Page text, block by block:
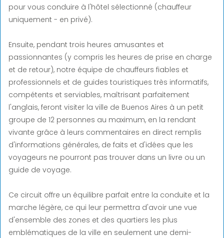
pour vous conduire à l'hôtel sélectionné (chauffeur
uniquement - en privé).
Ensuite, pendant trois heures amusantes et
passionnantes (y compris les heures de prise en charge
et de retour), notre équipe de chauffeurs fiables et
professionnels et de guides touristiques très informatifs,
compétents et serviables, maîtrisant parfaitement
l'anglais, feront visiter la ville de Buenos Aires à un petit
groupe de 12 personnes au maximum, en la rendant
vivante grâce à leurs commentaires en direct remplis
d'informations générales, de faits et d'idées que les
voyageurs ne pourront pas trouver dans un livre ou un
guide de voyage.
Ce circuit offre un équilibre parfait entre la conduite et la
marche légère, ce qui leur permettra d'avoir une vue
d'ensemble des zones et des quartiers les plus
emblématiques de la ville en seulement une demi-